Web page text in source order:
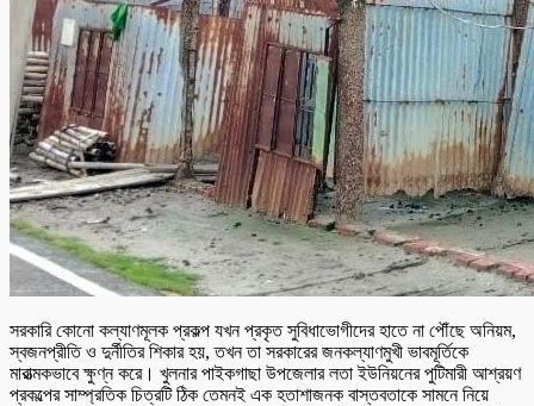
সরকারি কোনো কল্যাণমূলক প্রকল্প যখন প্রকৃত সুবিধাভোগীদের হাতে না পৌঁছে অনিয়ম,
স্বজনপ্রীতি ও দুর্নীতির শিকার হয়, তখন তা সরকারের জনকল্যাণমুখী ভাবমূর্তিকে
মারাত্মকভাবে ক্ষুণ্ন করে। খুলনার পাইকগাছা উপজেলার লতা ইউনিয়নের পুটিমারী আশ্রয়ণ
প্রকল্পের সাম্প্রতিক চিত্রটি ঠিক তেমনই এক হতাশাজনক বাস্তবতাকে সামনে নিয়ে